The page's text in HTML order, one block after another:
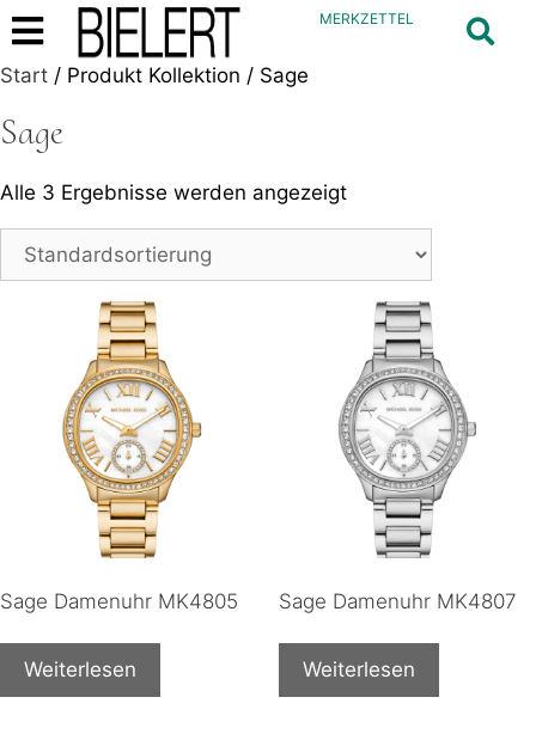
MERKZETTEL
Start / Produkt Kollektion / Sage
Sage
Alle 3 Ergebnisse werden angezeigt
Sage Damenuhr MK4805
Weiterlesen
Sage Damenuhr MK4807
Weiterlesen